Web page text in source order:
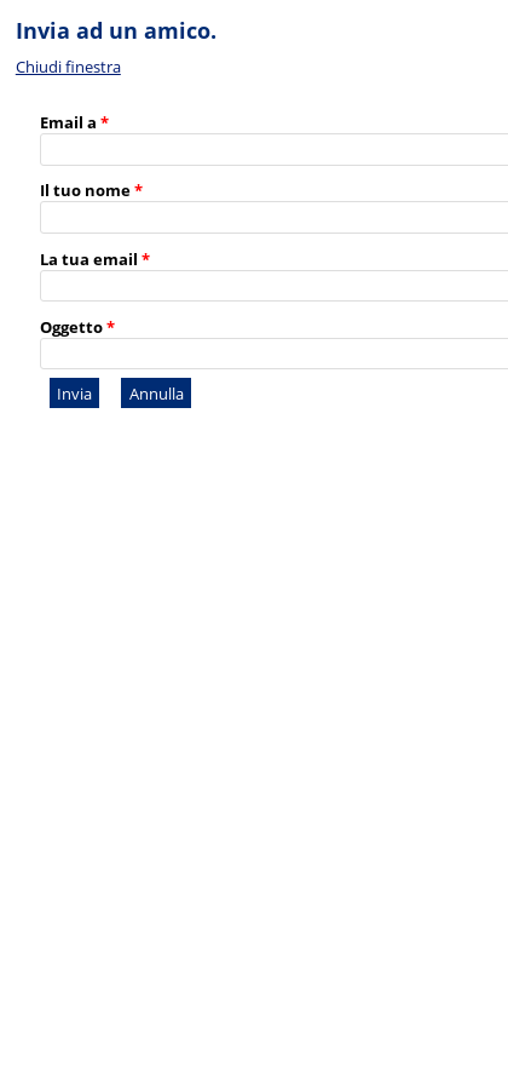
Invia ad un amico.
Chiudi finestra
Email a *
Il tuo nome*
La tua email *
Oggetto*
Invia Annulla